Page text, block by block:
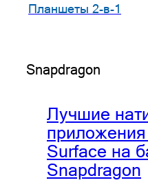
Планшеты 2-в-1
Snapdragon
Лучшие
Surface на
Snapdragon